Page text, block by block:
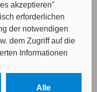
akzeptieren"
erforderlichen
der notwendigen
dem Zugriff auf die
Informationen
Zwecken in unseren
6 Abs. 1 lit. a
Alle